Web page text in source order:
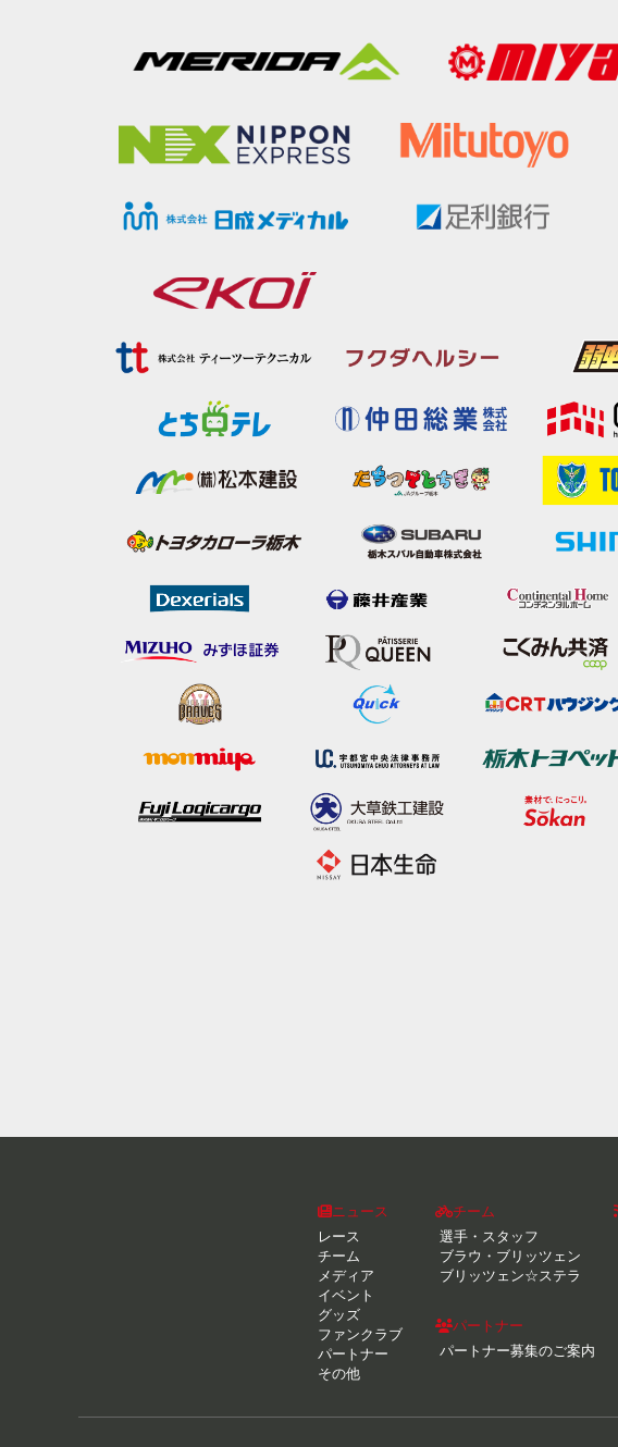
ニュース
レース
チーム
メディア
イベント
グッズ
ファンクラブ
パートナー
その他
チーム
選手・スタッフ
ブラウ・ブリッツェン
ブリッツェン☆ステラ
パートナー
パートナー募集のご案内